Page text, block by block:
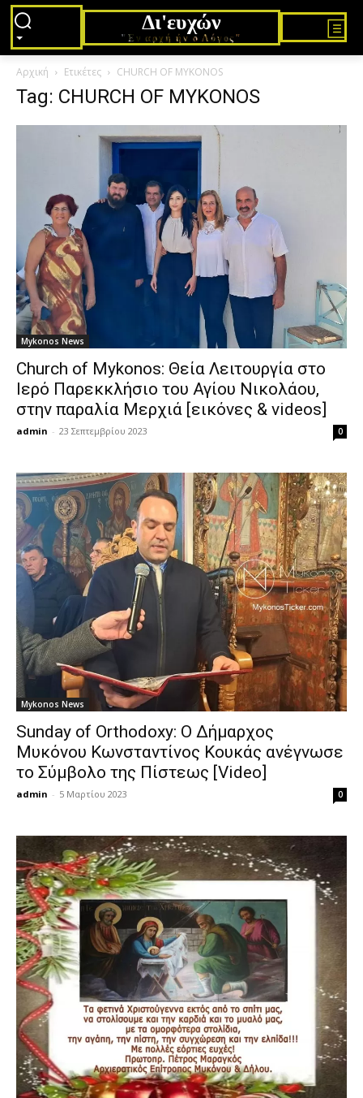
Δι'ευχών
"Εν αρχή ήν ο Λόγος"
Αρχική Ετικέτες CHURCH OF MYKONOS
Tag: CHURCH OF MYKONOS
Mykonos News
Church of Mykonos: Θεία Λειτουργία στο
Ιερό Παρεκκλήσιο του Αγίου Νικολάου,
στην παραλία Μερχιά [εικόνες & videos]
admin - 23 Σεπτεμβρίου 2023 0
Mykonos News
Sunday of Orthodoxy: Ο Δήμαρχος
Μυκόνου Κωνσταντίνος Κουκάς ανέγνωσε
το Σύμβολο της Πίστεως [Video]
admin - 5 Μαρτίου 2023 0